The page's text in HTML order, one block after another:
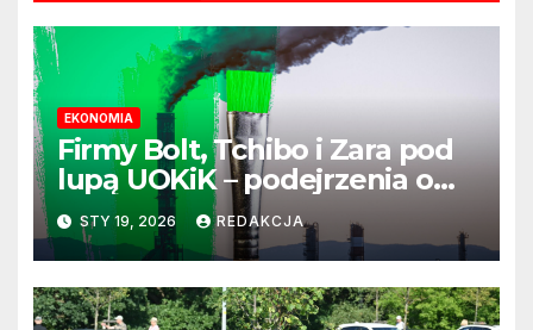
EKONOMIA
Firmy Bolt, Tchibo i Zara pod
lupą UOKiK – podejrzenia o
greenwashing wciąż aktualne
STY 19, 2026 REDAKCJA